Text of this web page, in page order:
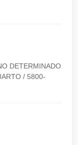
DETERMINADO
/ 5800-